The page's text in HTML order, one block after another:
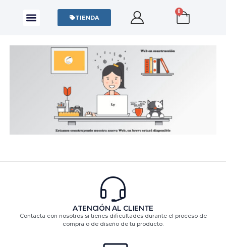
TIENDA
0
ATENCIÓN AL CLIENTE
Contacta con nosotros si tienes dificultades durante el proceso de
compra o de diseño de tu producto.